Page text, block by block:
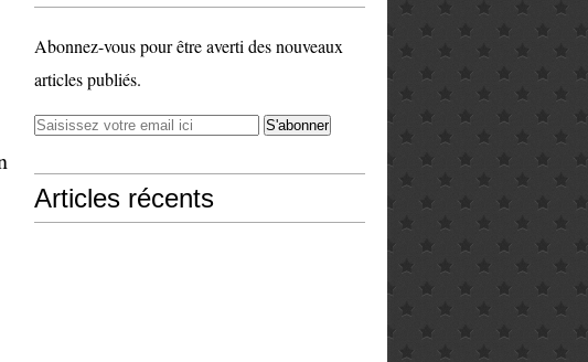
Abonnez-vous pour être averti des nouveaux
articles publiés.
Articles récents